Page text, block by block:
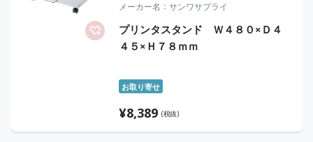
メーカー名 サンワサプライ
プリンタスタンド Ｗ４８０×Ｄ４
４５×Ｈ７８ｍｍ
お取り寄せ
¥8,389 (税抜)